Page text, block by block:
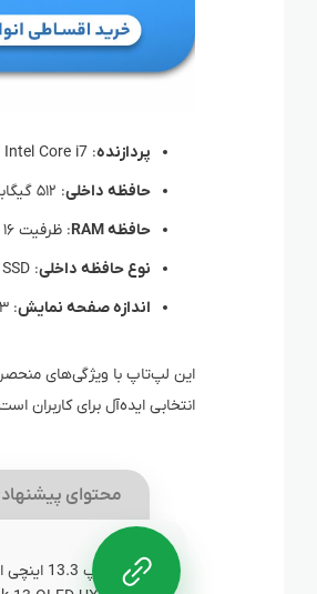
پردازنده: Intel Core i7
حافظه داخلی: ۵۱۲ گیگابایت
حافظه RAM
: ظرفیت ۱۶ گیگابایت
نوع حافظه داخلی: SSD
اندازه صفحه نمایش: ۱۳.۳ اینچ OLED
این لپ‌تاپ با ویژگی‌های
انتخابی ایده‌آل برای کاربران
محتوای